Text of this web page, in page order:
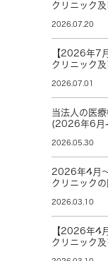
クリニック
2026.07.20
【2026年7
クリニック
2026.07.01
当法人の医
(2026年6月
2026.05.30
2026年4月
クリニック
2026.03.10
【2026年4
クリニック